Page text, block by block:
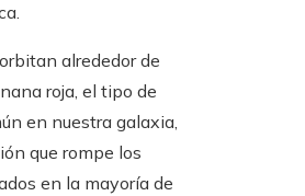
alrededor de
roja, el tipo de
en nuestra galaxia,
que rompe los
en la mayoría de